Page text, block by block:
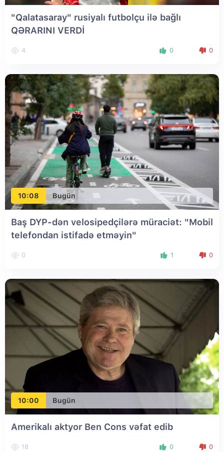
"Qalatasaray" rusiyalı futbolçu ilə bağlı
QƏRARINI VERDİ
4 0 0
10:08 Bugün
Baş DYP-dən velosipedçilərə müraciət: "Mobil
telefondan istifadə etməyin"
0 1 0
10:00 Bugün
Amerikalı aktyor Ben Cons vəfat edib
18 0 0